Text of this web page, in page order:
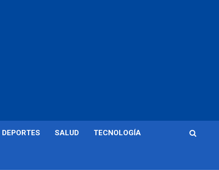
DEPORTES SALUD TECNOLOGÍA